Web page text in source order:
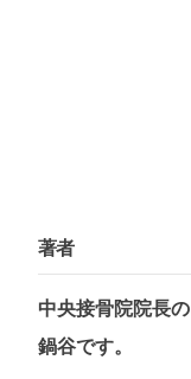
著者
中央接骨院院長の
​鍋谷です。